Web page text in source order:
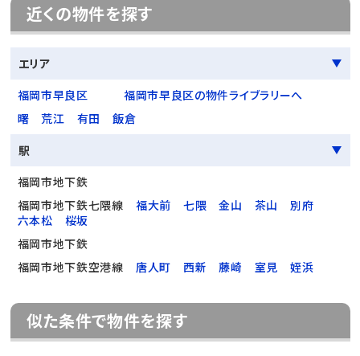
近くの物件を探す
エリア
福岡市早良区
福岡市早良区の物件ライブラリーへ
曙
荒江 有田
飯倉
駅
福岡市地下鉄
福岡市地下鉄七隈線
福大前 七隈 金山 茶山
別府
六本松
桜坂
福岡市地下鉄
福岡市地下鉄空港線
唐人町 西新 藤崎 室見 姪浜
似た条件で物件を探す